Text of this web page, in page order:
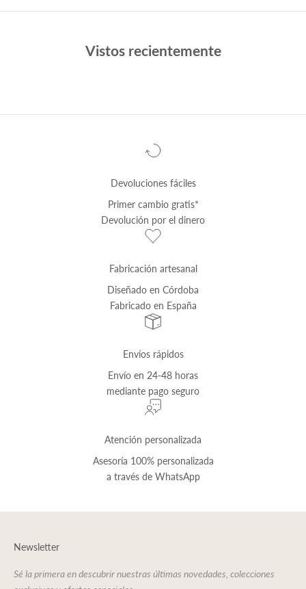
Vistos recientemente
Devoluciones fáciles
Primer cambio gratis*
Devolución por el dinero
Fabricación artesanal
Diseñado en Córdoba
Fabricado en España
Envíos rápidos
Envío en 24-48 horas
mediante pago seguro
Atención personalizada
Asesoría 100% personalizada
a través de WhatsApp
Newsletter
Sé la primera en descubrir nuestras últimas novedades, colecciones